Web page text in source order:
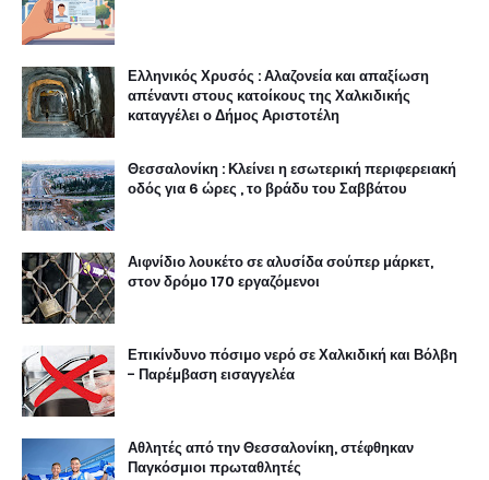
Ελληνικός Χρυσός : Αλαζονεία και απαξίωση
απέναντι στους κατοίκους της Χαλκιδικής
καταγγέλει ο Δήμος Αριστοτέλη
Θεσσαλονίκη : Κλείνει η εσωτερική περιφερειακή
οδός για 6 ώρες , το βράδυ του Σαββάτου
Αιφνίδιο λουκέτο σε αλυσίδα σούπερ μάρκετ,
στον δρόμο 170 εργαζόμενοι
Επικίνδυνο πόσιμο νερό σε Χαλκιδική και Βόλβη
- Παρέμβαση εισαγγελέα
Αθλητές από την Θεσσαλονίκη, στέφθηκαν
Παγκόσμιοι πρωταθλητές